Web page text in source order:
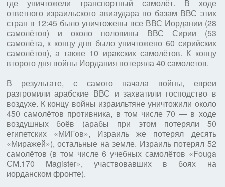
где уничтожели транспортный самолёт. В ходе
ответного израильского авиаудара по базам ВВС этих
стран в 12:45 было уничтожены все ВВС Иордании (28
самолётов) и около половины ВВС Сирии (53
самолёта, к концу дня было уничтожено 60 сирийских
самолётов), а также 10 иракских самолётов. К концу
второго дня войны Иордания потеряла 40 самолетов.
В результате, с самого начала войны, евреи
разгромили арабские ВВС и захватили господство в
воздухе. К концу войны израильтяне уничтожили около
450 самолётов противника, в том числе 70 — в ходе
воздушных боёв (арабы при этом потеряли 50
египетских «МИГов», Израиль же потерял десять
«Миражей»), остальные на земле. Израиль потерял 52
самолётов (в том числе 6 учебных самолётов «Fouga
СМ.170 Magister», участвовавших в боях на
иорданском фронте).